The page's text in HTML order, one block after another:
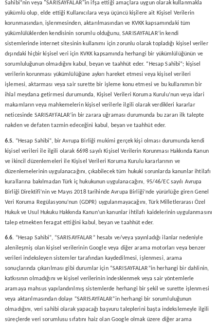
Sahibi”nin veya "SARISAYFALAR"in ifşa ettiği amaçlara uygun olarak kullanmakla
yükümlü olup, elde ettiği Kullanıcılara veya üçüncü kişilere ait Kişisel Verilerin
korunmasından, işlenmesinden, aktarılmasından ve KVKK kapsamındaki tüm
yükümlülüklerden kendisinin sorumlu olduğunu, SARISAYFALAR’in kendi
sistemlerinde internet sitesinin kullanımı için zorunlu olarak topladığı kişisel veriler
dışındaki hiçbir kişisel veri için KVKK kapsamında herhangi bir yükümlülüğünün ve
sorumluluğunun olmadığını kabul, beyan ve taahhüt eder. “Hesap Sahibi”; kişisel
verilerin korunması yükümlülüğüne aykırı hareket etmesi veya kişisel verileri
işlemesi, aktarması veya sair surette bir işleme konu etmesi ve bu kullanımın bir
ihlal meydana getirmesi durumunda, Kişisel Verileri Koruma Kurulu’nun veya idari
makamların veya mahkemelerin kişisel verilerle ilgili olarak verdikleri kararlar
neticesinde SARISAYFALAR’in bir zarara uğraması durumunda bu zararı ilk talepte
nakden ve defaten tazmin edeceğini kabul, beyan ve taahhüt eder.
6.5. “Hesap Sahibi”, bir Avrupa Birliği mukimi gerçek kişi olması durumunda kendi
kişisel verileri ile ilgili olarak 6698 sayılı Kişisel Verilerin Korunması Hakkında Kanun
ve ikincil düzenlemeleri ile Kişisel Verileri Koruma Kurulu kararlarının ve
düzenlemelerinin uygulanacağını, çıkabilecek tüm hukuki sorunlarda kanunlar ihtilafı
kurallarına bakılmadan Türk iç hukukunun uygulanacağını, 95/46/EC sayılı Avrupa
Birliği Direktifi’nin ve Mayıs 2018 tarihinde Avrupa Birliği’nde yürürlüğe giren Genel
Veri Koruma Regülasyonu’nun (GDPR) uygulanmayacağını, Türk Milletlerarası Özel
Hukuk ve Usul Hukuku Hakkında Kanun’un kanunlar ihtilafı kaidelerinin uygulanmasını
talep etmekten feragat ettiğini kabul, beyan ve taahhüt eder.
6.6. “Hesap Sahibi”, “SARISAYFALAR” hesabı ve/veya yayınladığı ilanlar nedeniyle
alenileşmiş olan kişisel verilerinin Google veya diğer arama motorları veya benzer
verileri indeksleyen sistemler tarafından kaydedilmesi, işlenmesi, arama
sonuçlarında çıkarılması gibi durumlar için “SARISAYFALAR”in herhangi bir dahlinin,
katkısının olmadığını ve kişisel verilerinin indesklenmek veya sair yöntemlerle
aramaya mahsus yapılandırılmış sistemlerde herhangi bir şekil ve surette işlenmesi
veya aktarılmasından dolayı “SARISAYFALAR”in herhangi bir sorumluluğunun
olmadığını, veri sahibi olarak yapacağı başvuru taleplerini başta indekslemeyle ilgili
süreçlerde veri sorumlusu sıfatını haiz olan Google olmak üzere diğer arama